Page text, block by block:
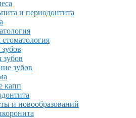
и периодонтита
стоматология
зубов
капп
и новообразований